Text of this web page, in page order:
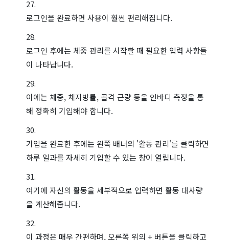
로그인을 완료하면 사용이 훨씬 편리해집니다.
로그인 후에는 체중 관리를 시작할 때 필요한 입력 사항들
이 나타납니다.
이에는 체중, 체지방률, 골격 근량 등을 인바디 측정을 통
해 정확히 기입해야 합니다.
기입을 완료한 후에는 왼쪽 배너의 '활동 관리'를 클릭하면
하루 일과를 자세히 기입할 수 있는 창이 열립니다.
여기에 자신의 활동을 세부적으로 입력하면 활동 대사량
을 계산해줍니다.
이 과정은 매우 간편하며, 오른쪽 위의 + 버튼을 클릭하고